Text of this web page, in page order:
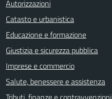
Autorizzazioni
Catasto e urbanistica
Educazione e formazione
Giustizia e sicurezza pubblica
Imprese e commercio
Salute, benessere e assistenza